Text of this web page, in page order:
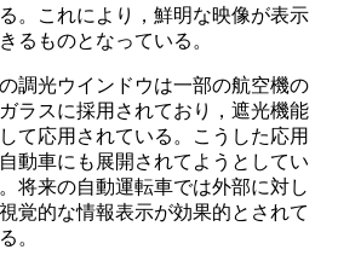
。これにより，鮮明な映像が表示
るものとなっている。
調光ウインドウは一部の航空機の
ラスに採用されており，遮光機能
て応用されている。こうした応用
動車にも展開されてようとしてい
将来の自動運転車では外部に対し
覚的な情報表示が効果的とされて
。